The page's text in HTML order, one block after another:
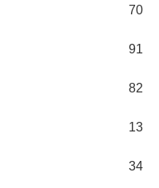
70
91
82
13
34